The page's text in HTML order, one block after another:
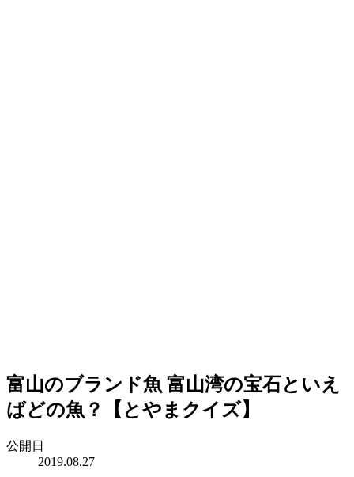
富山のブランド魚 富山湾の宝石といえ
ばどの魚？【とやまクイズ】
公開日
2019.08.27